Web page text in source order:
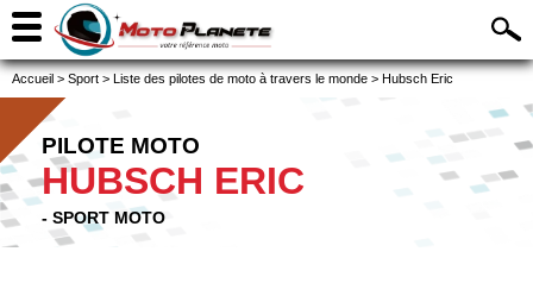
Accueil > Sport > Liste des pilotes de moto à travers le monde > Hubsch Eric
PILOTE MOTO
HUBSCH ERIC
- SPORT MOTO